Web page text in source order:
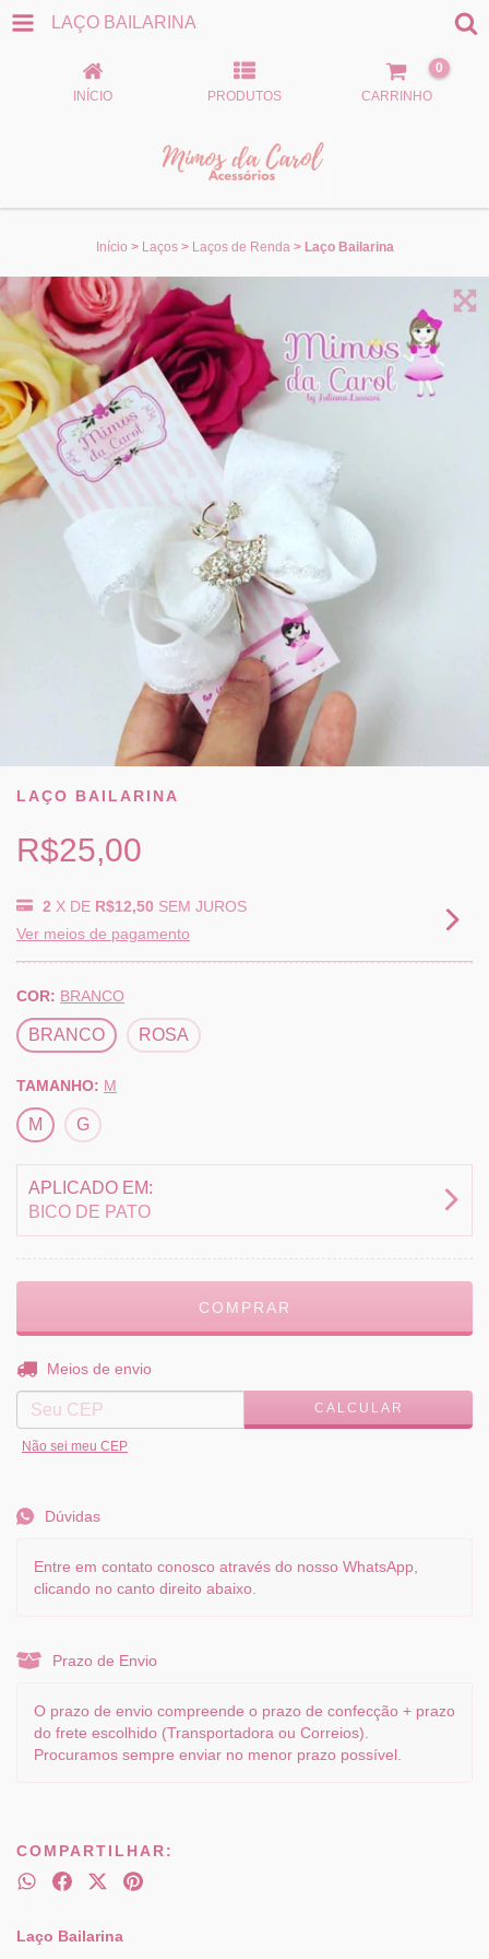
LAÇO BAILARINA
INÍCIO PRODUTOS CARRINHO
0
Início > Laços > Laços de Renda > Laço Bailarina
LAÇO BAILARINA
R$25,00
2 X DE R$12,50 SEM JUROS
Ver meios de pagamento
COR: BRANCO
BRANCO ROSA
TAMANHO: M
M G
APLICADO EM:
BICO DE PATO
Entregas para o CEP:
Meios de envio
CALCULAR
Não sei meu CEP
Dúvidas
Entre em contato conosco através do nosso WhatsApp,
clicando no canto direito abaixo.
Prazo de Envio
O prazo de envio compreende o prazo de confecção + prazo
do frete escolhido (Transportadora ou Correios).
Procuramos sempre enviar no menor prazo possível.
COMPARTILHAR:
Laço Bailarina